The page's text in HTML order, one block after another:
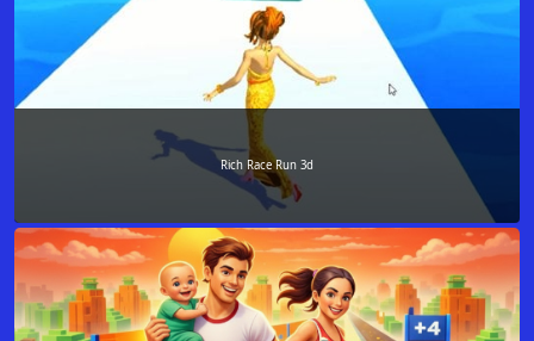
Rich Race Run 3d